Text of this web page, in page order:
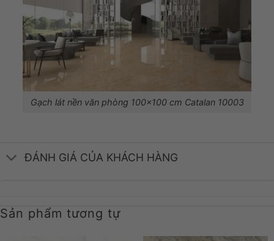
Gạch lát nền văn phòng 100×100 cm Catalan 10003
ĐÁNH GIÁ CỦA KHÁCH HÀNG
Sản phẩm tương tự